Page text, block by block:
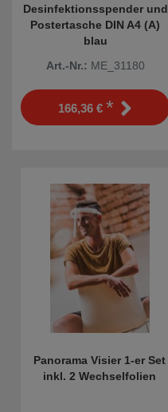
Desinfektionsspender und
Postertasche DIN A4 (A)
blau
Art.-Nr.: ME_31180
166,36 € *
Panorama Visier 1-er Set
inkl. 2 Wechselfolien